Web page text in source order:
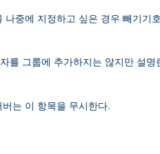
나중에 지정하고 싶은 경우 빼기기
를 그룹에 추가하지는 않지만 설
는 이 항목을 무시한다.